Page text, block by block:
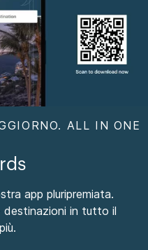
ALL IN ONE
app pluripremiata.
in tutto il